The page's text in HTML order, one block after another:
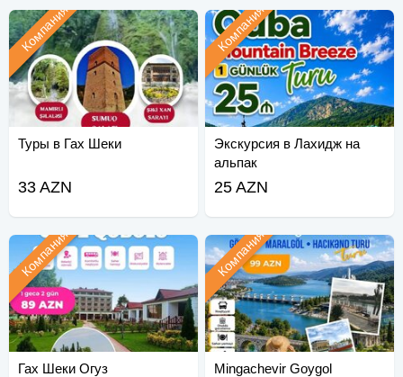
Туры в Гах Шеки
Компания
33 AZN
Экскурсия в Лахидж на
альпак
Компания
25 AZN
Гах Шеки Огуз
Компания
Mingachevir Goygol
Компания